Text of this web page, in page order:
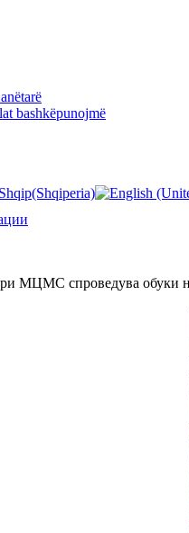
bashkëpunojmë
МЦМС спроведува обуки